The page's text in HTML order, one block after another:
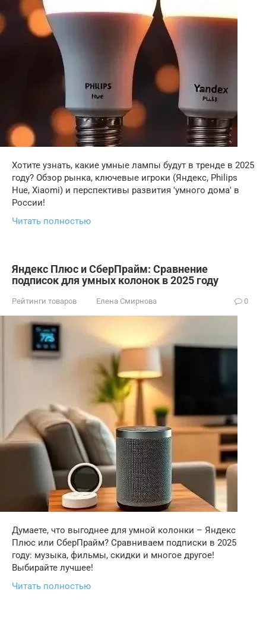
Хотите узнать, какие умные лампы будут в тренде в 2025
году? Обзор рынка, ключевые игроки (Яндекс, Philips
Hue, Xiaomi) и перспективы развития 'умного дома' в
России!
Читать полностью
Яндекс Плюс и СберПрайм: Сравнение
подписок для умных колонок в 2025 году
Рейтинги товаров Елена Смирнова 0
Думаете, что выгоднее для умной колонки – Яндекс
Плюс или СберПрайм? Сравниваем подписки в 2025
году: музыка, фильмы, скидки и многое другое!
Выбирайте лучшее!
Читать полностью